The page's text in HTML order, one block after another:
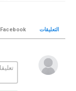
التصنيف
الكلمات الدلالية
Sooryavanshi
التعليقات Facebook